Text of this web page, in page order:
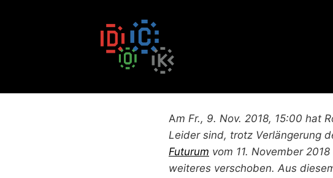
Am Fr., 9. Nov. 2018, 15:00 hat
Leider sind, trotz Verlängerung
Futurum vom 11. November
weiteres verschoben. Aus